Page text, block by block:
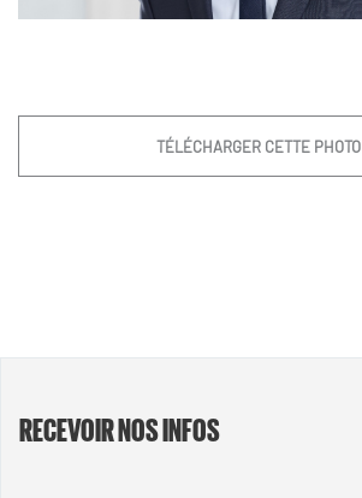
TÉLÉCHARGER CETTE PHOTO
RECEVOIR NOS INFOS